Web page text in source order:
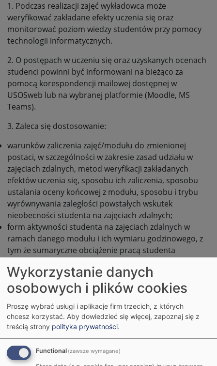
1. Podczas realizacji zajęć wykładowca może
weryfikować zakładane efekty uczenia się oraz
monitorować poziom wiedzy studentów przy pomocy
technologii informatycznych.
2. O postępach w uczeniu się oraz uzyskanych ocenach
studenci powinni być informowani na bieżąco za
pomocą korespondencji mailowej dostępnej w
USOSweb lub na wybranej platformie (Moodle, MS
Teams).
3. Zaleca się dostosowanie:
warunków zaliczenia zajęć/modułu do zmienionej
postaci, w szczególności w zakresie zasad udziału w
zajęciach zdalnych, metod weryfikacji zakładanych
efektów uczenia się, sposobu ich zaliczenia, sposobu
ustalania oceny końcowej z modułu, sposobu i trybu
wyrównywania zaległości powstałych wskutek
nieobecności studenta na zajęciach zdalnych;
form aktywności studenta na zajęciach zdalnych w
ramach danego modułu i ich wymiaru godzinowego, z
tym że sumaryczne obciążenie pracą studenta
sylabusie modułu nie może ulec zmianie.
4. Należy ze zrozumieniem podchodzić do
ewentualnych problemów technicznych, w
szczególności okresowych problemów z jakością
połączenia internetowego. W szczególnych sytuacjach
(np. wynikających z tzw. wykluczenia cyfrowego)
wykładowca może zrezygnować z weryfikacji obecności
na zajęciach (frekwencji) jako kryterium warunkującego
Wykorzystanie danych
osobowych i plików cookies
Proszę wybrać usługi i aplikacje firm trzecich, z których
chcesz korzystać. Aby dowiedzieć się więcej, zapoznaj się z
treścią strony polityka prywatności.
Functional (zawsze wymagane)